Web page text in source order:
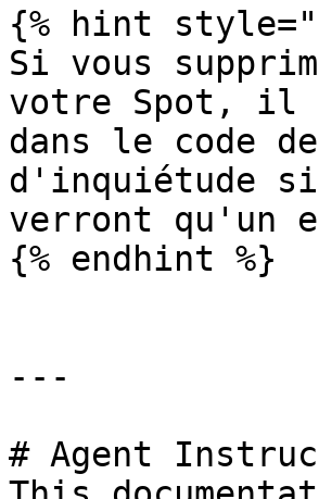
{% hint
Si vous
votre Spot, il
dans le code
d'inquiétude si
verront qu'un
{% endhint %}
---
# Agent